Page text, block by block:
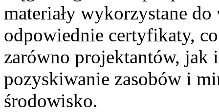
materiały wykorzystane
odpowiednie certyfikaty,
zarówno projektantów,
pozyskiwanie zasobów i
środowisko.